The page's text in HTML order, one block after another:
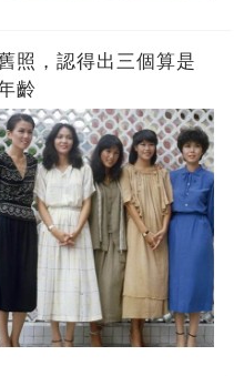
照，認得出三個算是
齡